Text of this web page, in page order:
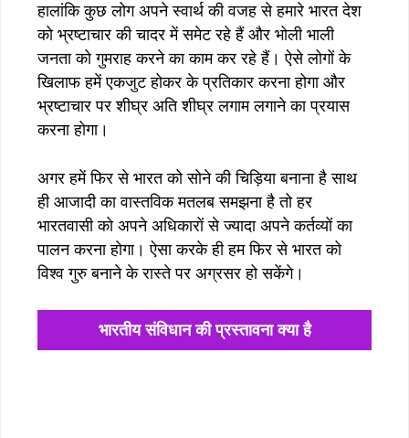
हालांकि कुछ लोग अपने स्वार्थ की वजह से हमारे भारत देश
को भ्रष्टाचार की चादर में समेट रहे हैं और भोली भाली
जनता को गुमराह करने का काम कर रहे हैं। ऐसे लोगों के
खिलाफ हमें एकजुट होकर के प्रतिकार करना होगा और
भ्रष्टाचार पर शीघ्र अति शीघ्र लगाम लगाने का प्रयास
करना होगा।
अगर हमें फिर से भारत को सोने की चिड़िया बनाना है साथ
ही आजादी का वास्तविक मतलब समझना है तो हर
भारतवासी को अपने अधिकारों से ज्यादा अपने कर्तव्यों का
पालन करना होगा। ऐसा करके ही हम फिर से भारत को
विश्व गुरु बनाने के रास्ते पर अग्रसर हो सकेंगे।
भारतीय संविधान की प्रस्तावना क्या है